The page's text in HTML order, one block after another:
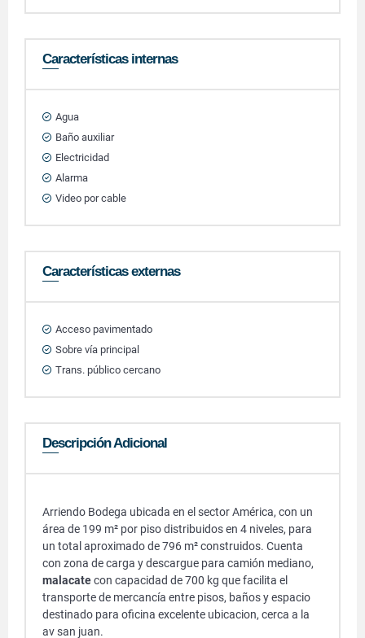
Características internas
Agua
Baño auxiliar
Electricidad
Alarma
Video por cable
Características externas
Acceso pavimentado
Sobre vía principal
Trans. público cercano
Descripción Adicional
Arriendo Bodega ubicada en el sector América, con un
área de 199 m² por piso distribuidos en 4 niveles, para
un total aproximado de 796 m² construidos. Cuenta
con zona de carga y descargue para camión mediano,
malacatecon capacidad de 700 kg que facilita el
transporte de mercancía entre pisos, baños y espacio
destinado para oficina excelente ubicacion, cerca a la
av san juan.